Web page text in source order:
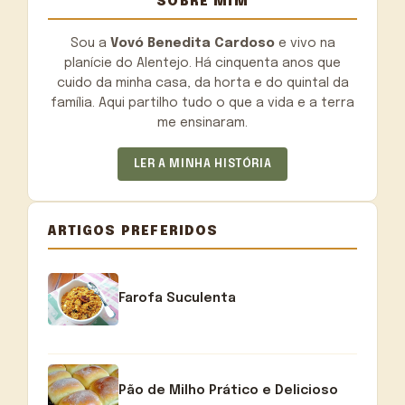
Sou a Vovó Benedita Cardosoe vivo na
planície do Alentejo. Há cinquenta anos que
cuido da minha casa, da horta e do quintal da
família. Aqui partilho tudo o que a vida e a terra
me ensinaram.
LER A MINHA HISTÓRIA
ARTIGOS PREFERIDOS
Farofa Suculenta
Pão de Milho Prático e Delicioso